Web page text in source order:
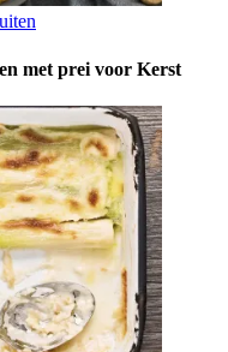
met prei voor Kerst